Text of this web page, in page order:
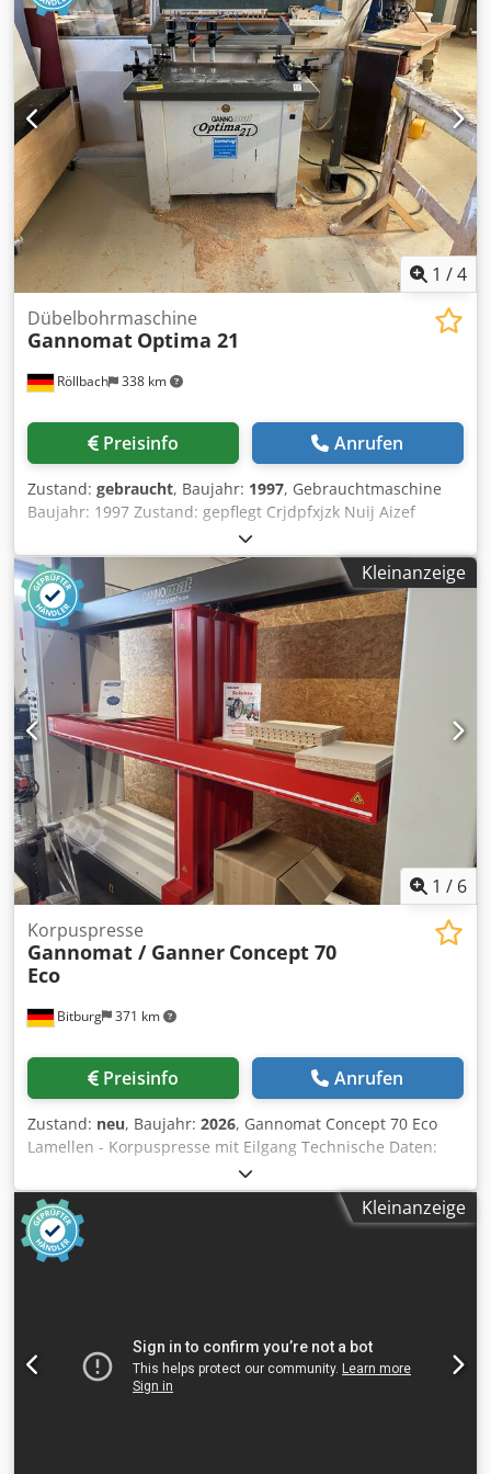
kW, 2800 Upm - mit Anschlagstangen Verfügbarkeit:
kurzfristig Lagerort: 63934 Röllbach
1 /4
Röllbach 338 km
Dübelbohrmaschine
Gannomat Optima 21
Preisinfo Anrufen
Zustand: gebraucht, Baujahr: 1997, Gebrauchtmaschine
Baujahr: 1997 Zustand: gepflegt Crjdpfxjzk Nuij Aizef
Ausstattung und technische Daten: - Anzahl Bohrspindeln:
21 Stk. in 32 mm- Teilung - Bohrrichtung: von unten &
stirnseitig - Schwenkung: 0-90 Grad von per Handrad -
Pneumatische Materialspanner: 3 Stk. - Durchlass: max.
100 mm in Höhe und max. 640 mm in Breite - Motor: 1,5
kW - Durchmesser Absaugung: 120 mm - Inkl. einer
Vielzahl von Anschlägen (siehe Bilder) Verfügbarkeit:
kurzfristig Lagerort: Röllbach
Kleinanzeige
1 / 6
Bitburg 371 km
Korpuspresse
Gannomat / Ganner Concept 70
Eco
Preisinfo Anrufen
Zustand: neu, Baujahr: 2026, Gannomat Concept 70 Eco
Lamellen - Korpuspresse mit Eilgang Technische Daten:
Lamellen-Korpuspresse aus unserer Ausstellung;
Arbeitsbereich: Breite von 150 - 2.500mm , Hoehe von 150 -
1.400mm; Tiefe 700mm; - Lamellen-Pressbalken oben mit 6
Elementen, Lamellen Pressbalken seitlich mit 5 Elementen
- Lamellen-Pressbalken mit praxisbewährten
Presskraft der Pressbalken ist durch 2 Potentiometer
stufenlos elektronisch geregelt und über
Frequenzumformer eingestellt daher ist die
Kleinanzeige